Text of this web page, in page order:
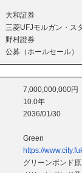
大和証券
三菱UFJモルガン・ス
野村證券
公募（ホールセール）
7,000,000,000円
10.0年
2036/01/30
Green
https://
グリーンボンド